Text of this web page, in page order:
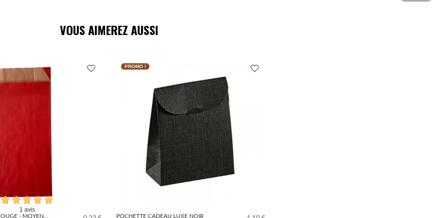
VOUS AIMEREZ AUSSI
- MOYEN
1 avis
PROMO !
POCHETTE CADEAU LUXE NOIR